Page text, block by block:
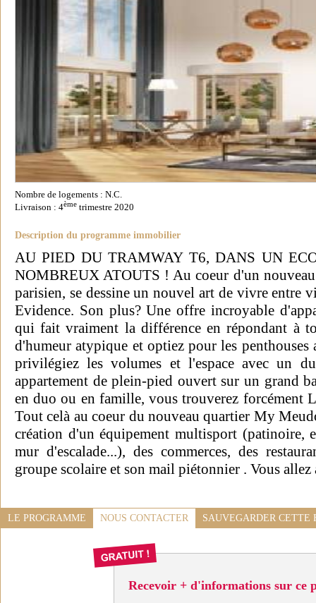
Nombre de logements : N.C.
Livraison : 4ème trimestre 2020
Description du programme immobilier
AU PIED DU TRAMWAY T6, DANS UN
NOMBREUX ATOUTS ! Au coeur d'un
parisien, se dessine un nouvel art de vivre entre
Evidence. Son plus? Une offre incroyable
qui fait vraiment la différence en répondant à
d'humeur atypique et optiez pour les penthouses
privilégiez les volumes et l'espace avec un
appartement de plein-pied ouvert sur un grand
en duo ou en famille, vous trouverez forcément
Tout celà au coeur du nouveau quartier My
création d'un équipement multisport (patinoire,
mur d'escalade...), des commerces, des
groupe scolaire et son mail piétonnier . Vous
LE PROGRAMME NOUS CONTACTER SAUVEGARDER CETTE
Recevoir + d'informations sur ce